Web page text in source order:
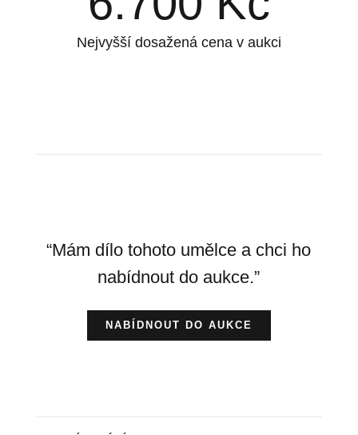
Nejvyšší dosažená cena v aukci
“Mám dílo tohoto umělce a chci ho
nabídnout do aukce.”
NABÍDNOUT DO AUKCE